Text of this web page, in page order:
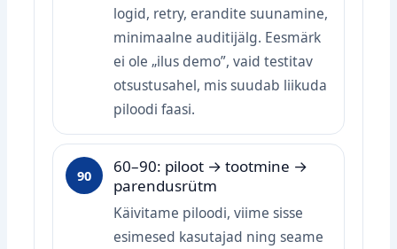
logid, retry, erandite suunamine,
minimaalne auditijälg. Eesmärk
ei ole „ilus demo”, vaid testitav
otsustusahel, mis suudab liikuda
piloodi faasi.
90
60–90: piloot → tootmine →
parendusrütm
Käivitame piloodi, viime sisse
esimesed kasutajad ning seame